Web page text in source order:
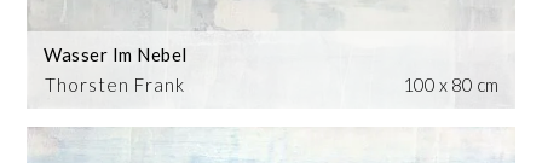
Thorsten Frank
Wasser Im Nebel
100 x 80 cm